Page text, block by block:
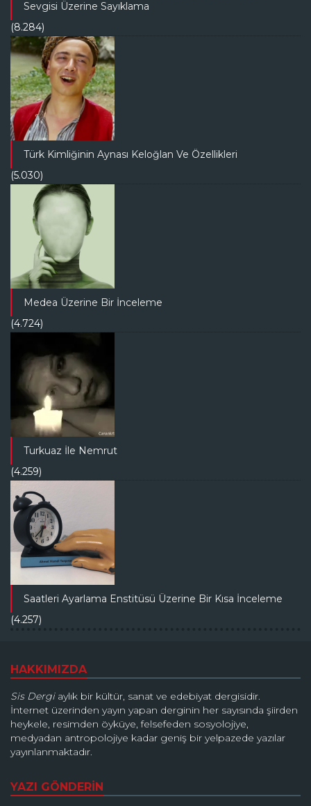
Sevgisi Üzerine Sayıklama
(8.284)
Türk Kimliğinin Aynası Keloğlan Ve Özellikleri
(5.030)
Medea Üzerine Bir İnceleme
(4.724)
Turkuaz İle Nemrut
(4.259)
Saatleri Ayarlama Enstitüsü Üzerine Bir Kısa İnceleme
(4.257)
HAKKIMIZDA
Sis Dergiaylık bir kültür, sanat ve edebiyat dergisidir.
İnternet üzerinden yayın yapan derginin her sayısında şiirden
heykele, resimden öyküye, felsefeden sosyolojiye,
medyadan antropolojiye kadar geniş bir yelpazede yazılar
yayınlanmaktadır.
YAZI GÖNDERİN